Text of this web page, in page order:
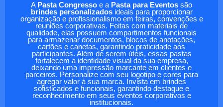
A Pasta Congresso e a Pasta para Eventos são
brindes personalizadosideais para proporcionar
organização e profissionalismo em feiras, convenções e
reuniões corporativas. Feitas com materiais de
qualidade, elas possuem compartimentos funcionais
para armazenar documentos, blocos de anotações,
cartões e canetas, garantindo praticidade aos
participantes. Além de serem úteis, essas pastas
fortalecem a identidade visual da sua empresa,
deixando uma impressão marcante em clientes e
parceiros. Personalize com seu logotipo e cores para
agregar valor à sua marca. Invista em brindes
sofisticados e funcionais, garantindo destaque e
reconhecimento em seus eventos corporativos e
institucionais.